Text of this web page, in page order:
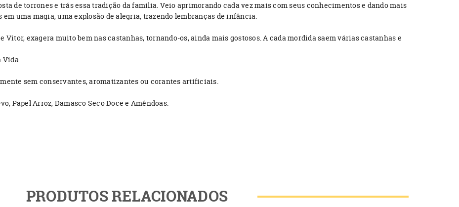
de torrones e trás essa tradição da familia. Veio aprimorando cada vez mais com seus conhecimentos e dando mais
uma magia, uma explosão de alegria, trazendo lembranças de infância.
Vitor, exagera muito bem nas castanhas, tornando-os, ainda mais gostosos. A cada mordida saem várias castanhas e
Vida.
sem conservantes, aromatizantes ou corantes artificiais.
Papel Arroz, Damasco Seco Doce e Amêndoas.
PRODUTOS RELACIONADOS